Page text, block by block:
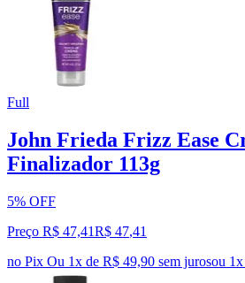
Full
John Frieda Frizz Ease
Finalizador 113g
5% OFF
Preço R$ 47,41R$ 47,41
no Pix Ou 1x de R$ 49,90 sem jurosou 1x